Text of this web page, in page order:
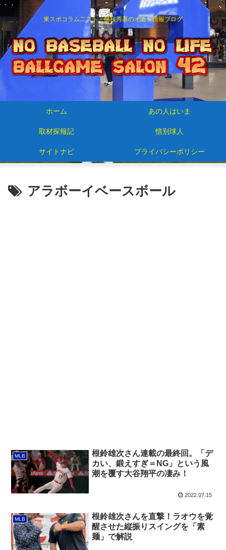
東スポコラム二スト・楊枝秀基のオモテ情報ブログ
ホーム あの人はいま
取材探報記 惜別球人
サイトナビ プライバシーポリシー
アラボーイベースボール
MLB
根鈴雄次さん連載の最終回。「デ
カい、鍛えすぎ＝NG」という風
潮を覆す大谷翔平の凄み！
2022.07.15
MLB
根鈴雄次さんを直撃！ラオウを覚
醒させた縦振りスイングを「素
麺」で解説